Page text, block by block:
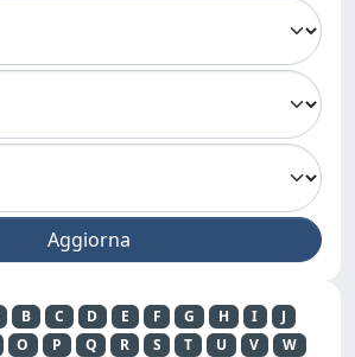
B C D E F G H I
J
O P Q R S T U V
W